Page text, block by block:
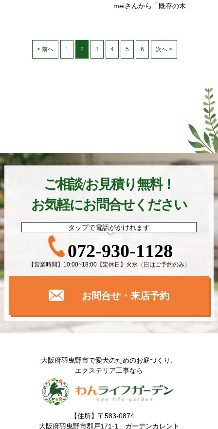
meiさんから「既存の木…
< 前へ 1 2 3 4 5 6 次へ >
ご相談/お見積り無料！
お気軽にお問合せください
タップで電話がかけれます
072-930-1128
【営業時間】10:00~18:00【定休日】火水（日はご予約のみ）
お問合せ・来店予約
大阪府羽曳野市で愛犬のためのお庭づくり、
エクステリア工事なら
【住所】〒583-0874
大阪府羽曳野市郡戸171-1 ガーデンカレント